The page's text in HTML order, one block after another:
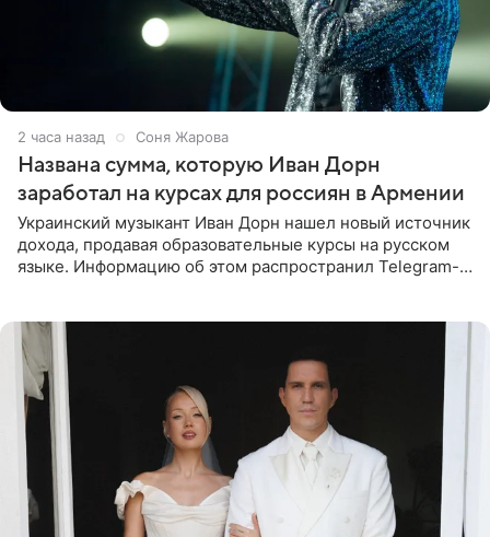
2 часа назад Соня Жарова
Названа сумма, которую Иван Дорн
заработал на курсах для россиян в Армении
Украинский музыкант Иван Дорн нашел новый источник
дохода, продавая образовательные курсы на русском
языке. Информацию об этом распространил Telegram-